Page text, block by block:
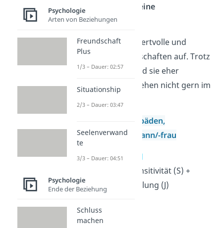
erwarten sie auch
keine
Gegenleistung
Verteidiger bauen wertvolle und
lebenslange Freundschaften auf. Trotz
ihrer sozialen Art sind sie eher
introvertiert und stehen nicht gern im
Logopäden,
Altenpfleger,Kaufmann/-frau
10. Logistiker — ISTJ
Introversion (I) + Sensitivität (S) +
Denken (T) + Beurteilung (J)
→ ehrlich
Psychologie
Arten von Beziehungen
Freundschaft
Plus
1/3 – Dauer: 02:57
Situationship
2/3 – Dauer: 03:47
Seelenverwand
te
3/3 – Dauer: 04:51
Psychologie
Ende der Beziehung
Schluss
machen